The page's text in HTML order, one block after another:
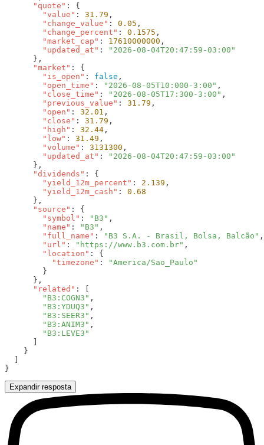
      "quote"
        "value"
: 31.79
        "change_value"
: 0.05
        "change_percent"
: 0.1575
        "market_cap"
: 17610000000
        "updated_at"
:
      "market"
        "is_open"
: false
        "open_time"
: "2026-08-05T10:000-3:00"
        "close_time"
: "2026-08-05T17:300-3:00"
        "previous_value"
: 31.79
        "open"
: 32.01
        "close"
: 31.79
        "high"
: 32.44
        "low"
: 31.49
        "volume"
: 3131300
        "updated_at"
:
      "dividends"
        "yield_12m_percent"
: 2.139
        "yield_12m_cash"
:
      "source"
        "symbol"
: "B3"
        "name"
: "B3"
        "full_name"
:
"B3 S.A. - Brasil, Bolsa, Balcão"
        "url"
: "https://www.b3.com.br"
        "location"
          "timezone"
:
      "related"
        "B3:COGN3"
        "B3:YDUQ3"
        "B3:SEER3"
        "B3:ANIM3"
Expandir resposta